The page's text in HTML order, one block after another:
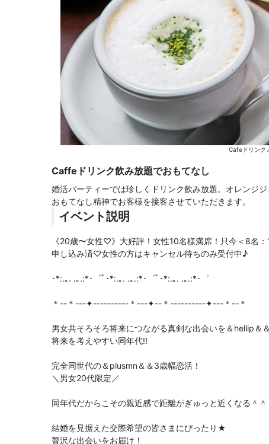
Cafeドリンク
Caffeドリンク飲み放題でおもてなし
婚活パーティーでは珍しくドリンク飲み放題。オレンジ
おもてなし精神でお客様を接客させていただきます。
イベント説明
《20歳〜女性♡》大好評！女性10名様満席！只今＜8名
申し込み済♡女性の方はキャンセル待ちのみ受付中♪
･*:.｡. .｡.:*･゜ﾟ･*:.｡. .｡.:*･゜ﾟ･*:.｡. .｡.:*･゜
＊--＊---✦----------＊---✦--＊----------✦---＊--＊
男女共そろそろ将来につながる真剣な出会いを＆hellip＆＆
将来を考えやすい同年代!!
完全同世代の＆plusmn＆＆3歳幅恋活！
＼男女20代限定／
同年代だからこその親近感で距離がぎゅっと近くなる＾＾
結婚を見据えた交際希望の皆さまにぴったり★
贅沢な出会いをお届け！